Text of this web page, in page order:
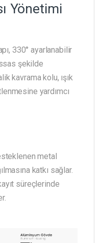
Yönetimi
330° ayarlanabilir
şekilde
kavrama kolu, ışık
yardımcı
metal
katkı sağlar.
süreçlerinde